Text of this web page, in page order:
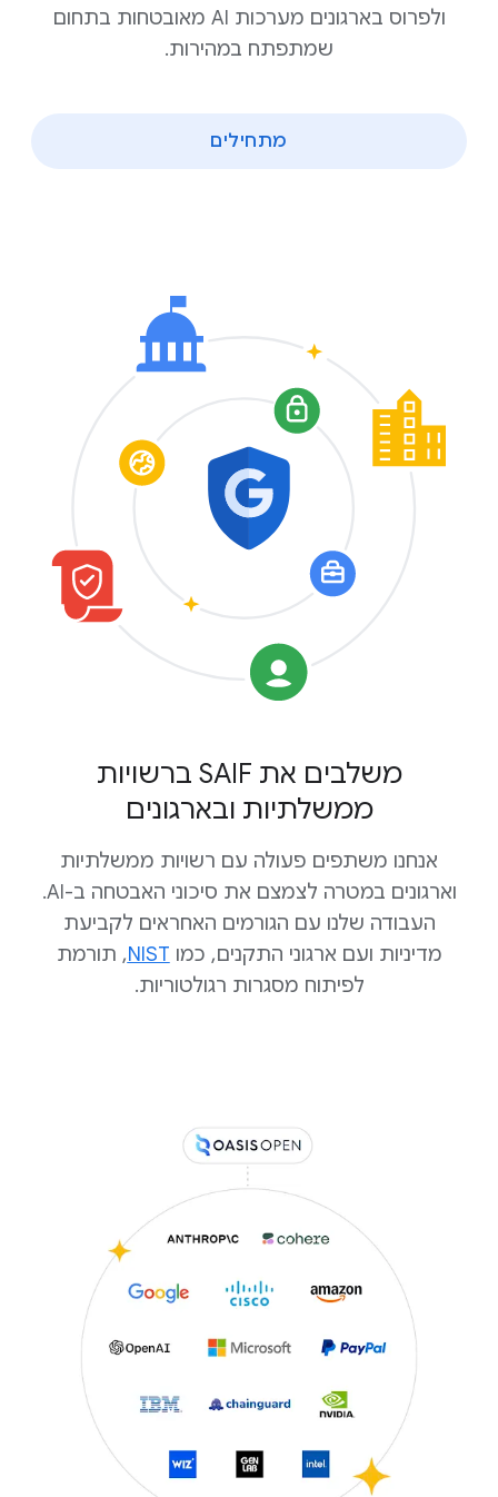
ולפרוס בארגונים מערכות AI מאובטחות בתחום
שמתפתח במהירות.
מתחילים
משלבים את SAIF ברשויות
ממשלתיות ובארגונים
אנחנו משתפים פעולה עם רשויות ממשלתיות
וארגונים במטרה לצמצם את סיכוני האבטחה ב-AI.
העבודה שלנו עם הגורמים האחראים לקביעת
מדיניות ועם ארגוני התקנים, כמו NIST, תורמת
לפיתוח מסגרות רגולטוריות.